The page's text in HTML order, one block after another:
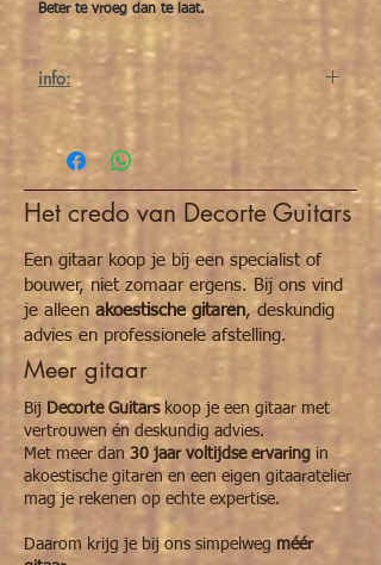
Beter te vroeg dan te laat.
info:
Meten is weten! is een oude wijsheid. Koop
om te beginnen eerst een digitale
vochtigheidsmeter of humidifier aan
alvorens een specifieke humidifier aan te
schaffen. Deze humidifier van Oasis is
Bescherm uw akoestisch
instrument optimaal tegen droogte met een
Oasis
humidifier of luchtbevochtiger.
Vooral
wanneer koning winter heerst en het begint
te vriezen is het goed om de
luchtvochtigheid in uw oefenruimte wat in
de gaten te houden.
Ideaal tussen de 45% en 55% RV
hoef je je geen zorgen te maken. Uw
instrument is veilig en vrij van barsten en
onnodige kosten.
Tussen de 45% en 25% RV: Tijd om in te
grijpen!
Het credo van Decorte Guitars
Een gitaar koop je bij een specialist of
bouwer, niet zomaar ergens. Bij ons vind
je alleen akoestische gitaren, deskundig
advies en professionele afstelling.
Meer gitaar
Bij Decorte Guitarskoop je een gitaar met
vertrouwen én deskundig advies.
Met meer dan 30 jaar voltijdse ervaring in
akoestische gitaren en een eigen gitaaratelier
mag je rekenen op echte expertise.
Daarom krijg je bij ons simpelweg méér